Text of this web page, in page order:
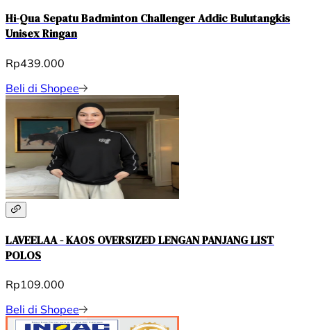
Hi-Qua Sepatu Badminton Challenger Addic Bulutangkis
Unisex Ringan
Rp439.000
Beli di Shopee
LAVEELAA - KAOS OVERSIZED LENGAN PANJANG LIST
POLOS
Rp109.000
Beli di Shopee